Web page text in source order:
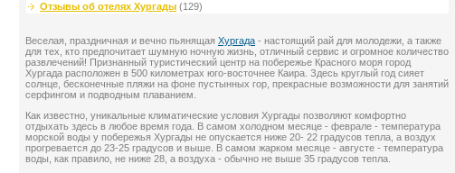
Отзывы об отелях Хургады (129)
Веселая, праздничная и вечно пьянящая Хургада - настоящий рай для молодежи, а также
для тех, кто предпочитает шумную ночную жизнь, отличный сервис и огромное количество
развлечений! Признанный туристический центр на побережье Красного моря город
Хургада расположен в 500 километрах юго-восточнее Каира. Здесь круглый год сияет
солнце, бесконечные пляжи на фоне пустынных гор, прекрасные возможности для занятий
серфингом и подводным плаванием.
Как известно, уникальные климатические условия Хургады позволяют комфортно
отдыхать здесь в любое время года. В самом холодном месяце - феврале - температура
морской воды у побережья Хургады не опускается ниже 20- 22 градусов тепла, а воздух
прогревается до 23-25 градусов и выше. В самом жарком месяце - августе - температура
воды, как правило, не ниже 28, а воздуха - обычно не выше 35 градусов тепла.